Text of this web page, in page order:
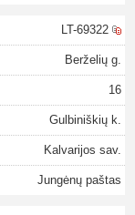
LT-69322
Berželių g.
16
Gulbiniškių k.
Kalvarijos sav.
Jungėnų paštas